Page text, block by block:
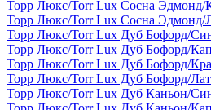
Торр Люкс/Torr Lux Сосна Эдмонд/
Торр Люкс/Torr Lux Сосна Эдмонд/
Торр Люкс/Torr Lux Дуб Бофорд/
Торр Люкс/Torr Lux Дуб Бофорд/
Торр Люкс/Torr Lux Дуб Бофорд/
Торр Люкс/Torr Lux Дуб Бофорд/
Торр Люкс/Torr Lux Дуб Каньон/